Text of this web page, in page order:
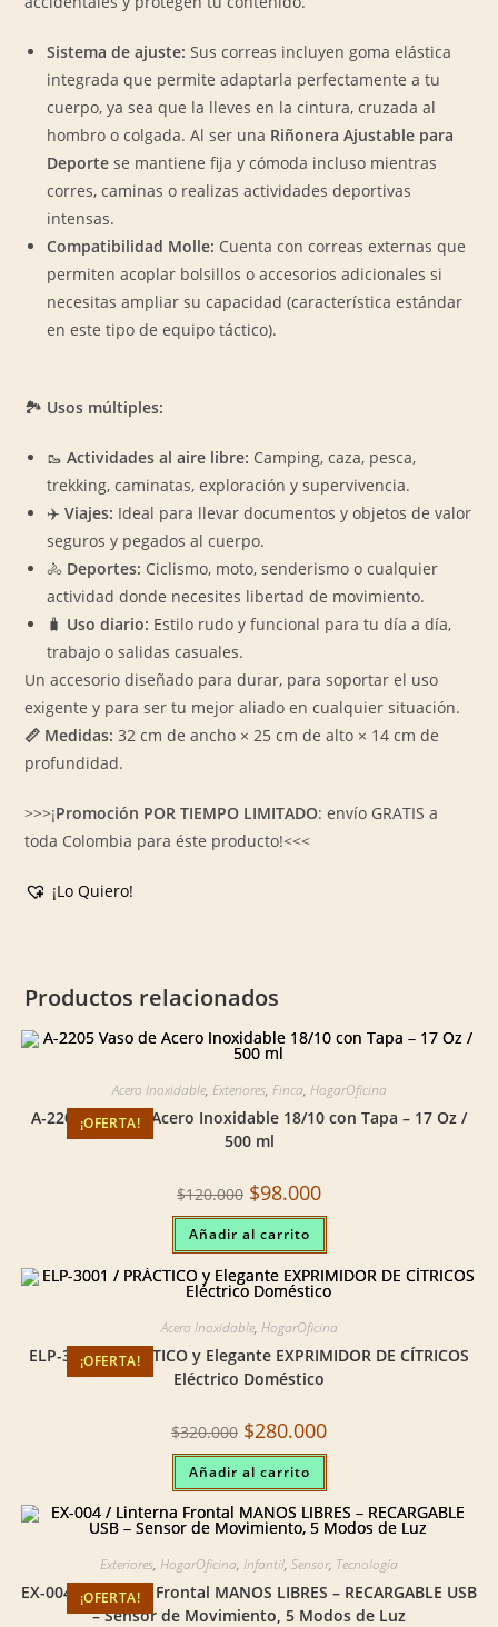
Sistema de ajuste: Sus correas incluyen goma elástica
integrada que permite adaptarla perfectamente a tu
cuerpo, ya sea que la lleves en la cintura, cruzada al
hombro o colgada. Al ser una Riñonera Ajustable para
Deporte se mantiene fija y cómoda incluso mientras
corres, caminas o realizas actividades deportivas
intensas.
Compatibilidad Molle: Cuenta con correas externas que
permiten acoplar bolsillos o accesorios adicionales si
necesitas ampliar su capacidad (característica estándar
en este tipo de equipo táctico).
🏞️ Usos múltiples:
🥾Actividades al aire libre: Camping, caza, pesca,
trekking, caminatas, exploración y supervivencia.
✈️Viajes: Ideal para llevar documentos y objetos de valor
seguros y pegados al cuerpo.
🚴 Deportes: Ciclismo, moto, senderismo o cualquier
actividad donde necesites libertad de movimiento.
🧳 Uso diario: Estilo rudo y funcional para tu día a día,
trabajo o salidas casuales.
Un accesorio diseñado para durar, para soportar el uso
exigente y para ser tu mejor aliado en cualquier situación.
📏 Medidas: 32 cm de ancho × 25 cm de alto × 14 cm de
profundidad.
>>>¡Promoción POR TIEMPO LIMITADO: envío GRATIS a
toda Colombia para éste producto!<<<
¡Lo Quiero!
Productos relacionados
¡OFERTA!
Acero Inoxidable, Exteriores, Finca, HogarOficina
A-2205 Vaso de Acero Inoxidable 18/10 con Tapa – 17 Oz /
500 ml
$120.000 Original
price
was:
$120.000.
$98.000Current
is:
Añadir al carrito
¡OFERTA!
Acero Inoxidable, HogarOficina
ELP-3001 / PRÁCTICO y Elegante EXPRIMIDOR DE CÍTRICOS
Eléctrico Doméstico
$320.000 Original
price
was:
$320.000.
$280.000Current
is:
Añadir al carrito
¡OFERTA!
Exteriores, HogarOficina, Infantil, Sensor, Tecnología
EX-004 / Linterna Frontal MANOS LIBRES – RECARGABLE USB
– Sensor de Movimiento, 5 Modos de Luz